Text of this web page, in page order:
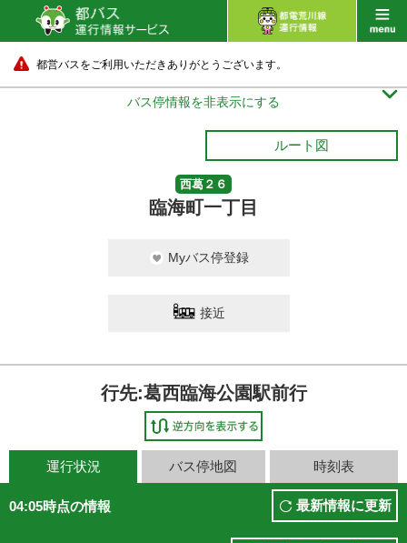
都営バスをご利用いただきありがとうございます。
バス停情報を非表示にする 
ルート図
西葛２６
臨海町一丁目
Myバス停登録
接近
行先:葛西臨海公園駅前行
運行状況 バス停地図 時刻表
04:05時点の情報 最新情報に更新